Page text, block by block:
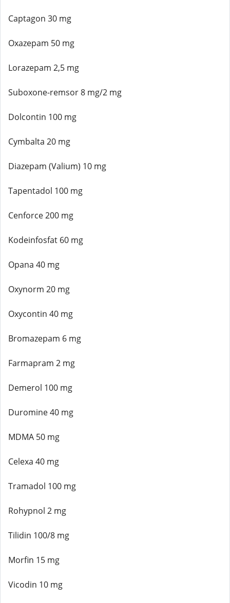
Captagon 30 mg
Oxazepam 50 mg
Lorazepam 2,5 mg
Suboxone-remsor 8 mg/2 mg
Dolcontin 100 mg
Cymbalta 20 mg
Diazepam (Valium) 10 mg
Tapentadol 100 mg
Cenforce 200 mg
Kodeinfosfat 60 mg
Opana 40 mg
Oxynorm 20 mg
Oxycontin 40 mg
Bromazepam 6 mg
Farmapram 2 mg
Demerol 100 mg
Duromine 40 mg
MDMA 50 mg
Celexa 40 mg
Tramadol 100 mg
Rohypnol 2 mg
Tilidin 100/8 mg
Morfin 15 mg
Vicodin 10 mg